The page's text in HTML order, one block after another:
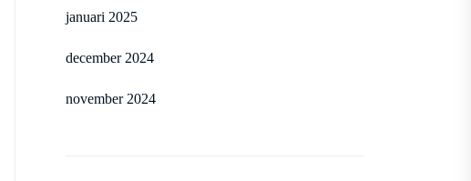
januari 2025
december 2024
november 2024